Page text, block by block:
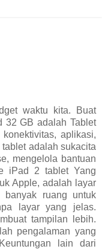
waktu kita. Buat
32 GB adalah Tablet
aplikasi,
adalah sukacita
mengelola bantuan
iPad 2 tablet Yang
Apple, adalah layar
ruang untuk
layar yang jelas.
tampilan lebih.
pengalaman yang
lain dari